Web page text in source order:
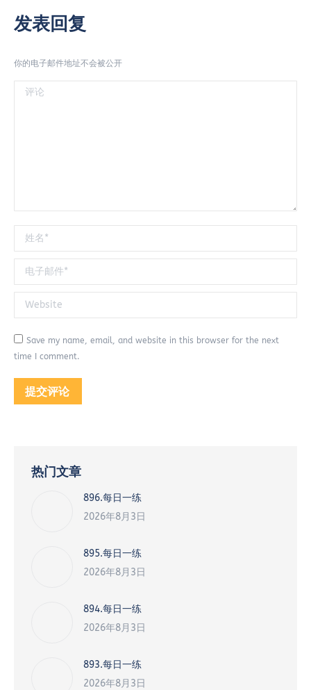
发表回复
你的电子邮件地址不会被公开
评论
姓名 *
电子邮件 *
Website
Save my name, email, and website in this browser for the next
time I comment.
提交评论
热门文章
896.每日一练
2026年8月3日
895.每日一练
2026年8月3日
894.每日一练
2026年8月3日
893.每日一练
2026年8月3日